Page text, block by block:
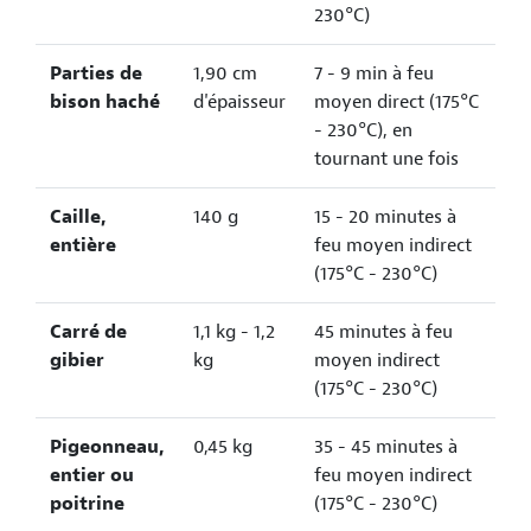
230°C)
Parties de
bison haché
1,90 cm
d'épaisseur
7 - 9 min à feu
moyen direct (175°C
- 230°C), en
tournant une fois
Caille,
entière
140 g
15 - 20 minutes à
feu moyen indirect
(175°C - 230°C)
Carré de
gibier
1,1 kg - 1,2
kg
45 minutes à feu
moyen indirect
(175°C - 230°C)
Pigeonneau,
entier ou
poitrine
0,45 kg
35 - 45 minutes à
feu moyen indirect
(175°C - 230°C)